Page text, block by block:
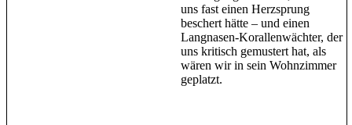
uns fast einen Herzsprung
beschert hätte – und einen
Langnasen-Korallenwächter, der
uns kritisch gemustert hat, als
wären wir in sein Wohnzimmer
geplatzt.